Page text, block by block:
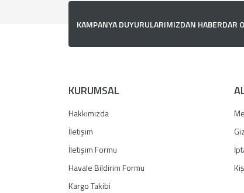
Ürün resmi kalitesiz, bozuk veya
Bu ürüne benzer farklı alternatifler olmalı.
KAMPANYA DUYURULARIMIZDAN
KURUMSAL
Hakkımızda
İletişim
İletişim Formu
Havale Bildirim Formu
Kargo Takibi